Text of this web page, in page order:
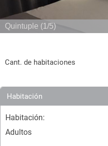
Quintuple (1/5)
Cant. de habitaciones
Habitación
Habitación:
Adultos